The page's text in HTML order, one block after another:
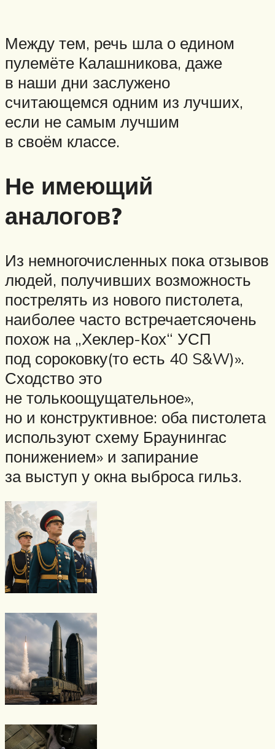
Между тем, речь шла о едином
пулемёте Калашникова, даже
в наши дни заслужено
считающемся одним из лучших,
если не самым лучшим
в своём классе.
Не имеющий
аналогов?
Из немногочисленных пока отзывов
людей, получивших возможность
пострелять из нового пистолета,
наиболее часто встречаетсяочень
похож на „Хеклер-Кох“ УСП
под сороковку(то есть 40 S&W)».
Сходство это
не толькоощущательное»,
но и конструктивное: оба пистолета
используют схему Браунингас
понижением» и запирание
за выступ у окна выброса гильз.